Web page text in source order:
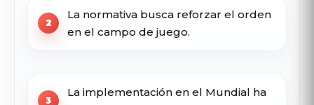
La normativa busca reforzar el orden
en el campo de juego.
La implementación en el Mundial ha